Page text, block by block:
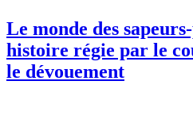
Le monde des
histoire régie par le
le dévouement